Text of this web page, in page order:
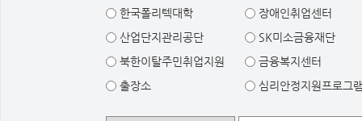
한국폴리텍대학
장애인취업센터
산업단지관리공단
SK미소금융재단
북한이탈주민취업지원
금융복지센터
출장소
심리안정지원프로그